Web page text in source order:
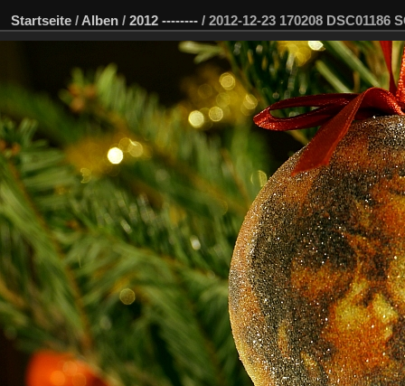
Startseite / Alben / 2012 -------- / 2012-12-23 170208 DSC01186